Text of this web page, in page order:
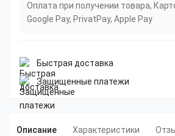
Оплата при получении товара,
Google Pay, PrivatPay, Apple Pay
Быстрая доставка
Защищенные платежи
Описание Характеристики